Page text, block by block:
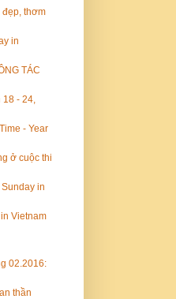
đẹp, thơm
in
TÁC
- 24,
- Year
ở cuộc thi
in
Vietnam
02.2016:
thần